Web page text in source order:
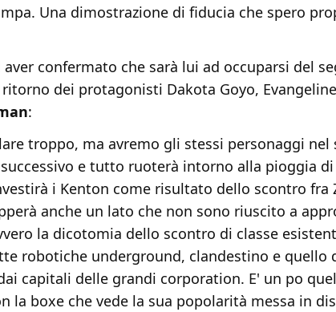
Una dimostrazione di fiducia che spero
confermato che sarà lui ad occuparsi del
dei protagonisti Dakota Goyo, Evangeline
:
troppo, ma avremo gli stessi personaggi nel
e tutto ruoterà intorno alla pioggia
i Kenton come risultato dello scontro fra
anche un lato che non sono riuscito a
la dicotomia dello scontro di classe
robotiche underground, clandestino e quello
capitali delle grandi corporation. E' un po
la boxe che vede la sua popolarità messa in